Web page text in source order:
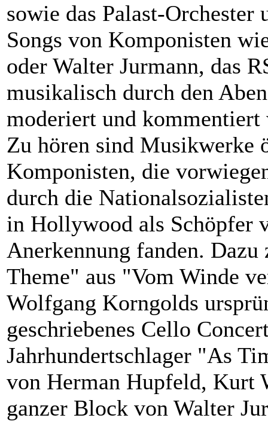
sowie das Palast-
Songs von Komponisten
oder Walter Jurmann, das
musikalisch durch den
moderiert und
Zu hören sind Musikwerke
Komponisten, die
durch die
in Hollywood als Schöpfer
Anerkennung fanden. Dazu
Theme" aus "Vom Winde
Wolfgang Korngolds
geschriebenes Cello
Jahrhundertschlager "As
von Herman Hupfeld, Kurt
ganzer Block von Walter